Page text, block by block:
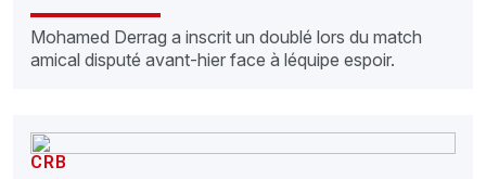
Mohamed Derrag a inscrit un doublé lors du match
amical disputé avant-hier face à léquipe espoir.
CRB